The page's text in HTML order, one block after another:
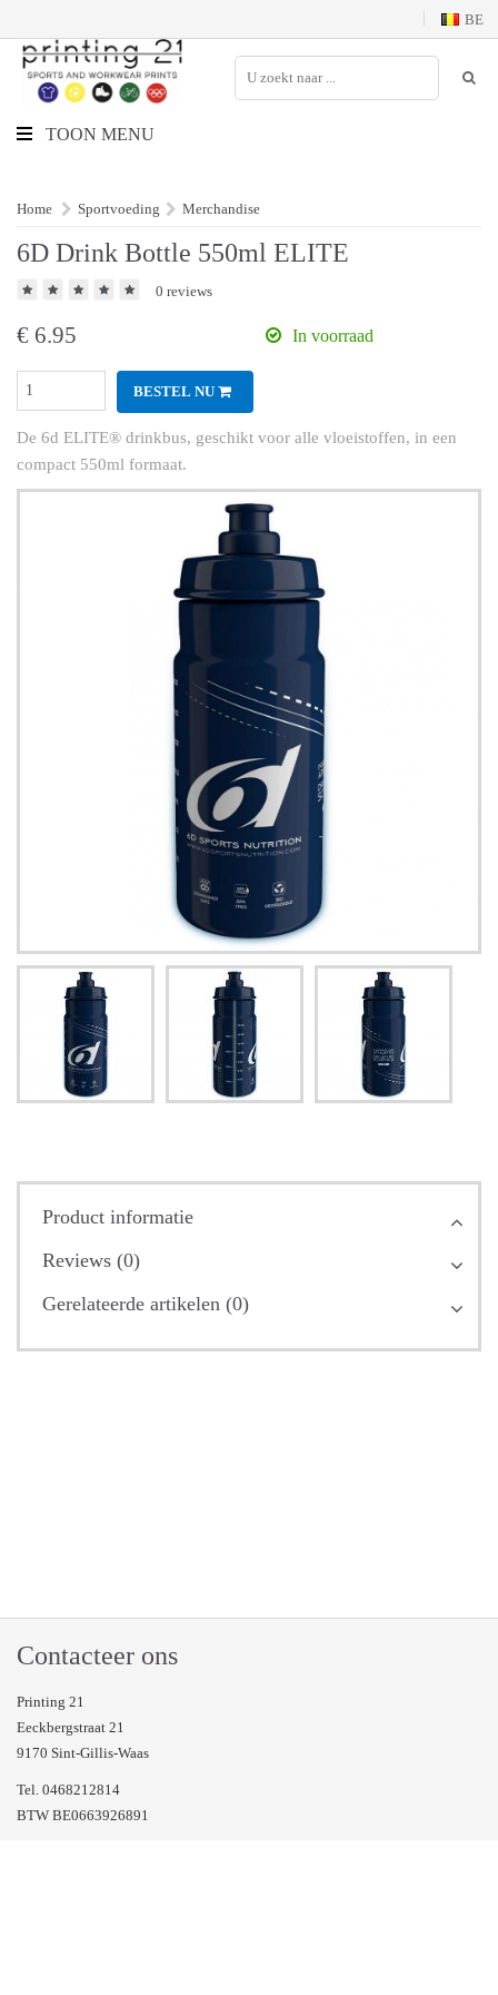
BE
TOON MENU
Home Sportvoeding Merchandise
6D Drink Bottle 550ml ELITE
0 reviews
€ 6.95 In voorraad
BESTEL NU
De 6d ELITE® drinkbus, geschikt voor alle vloeistoffen, in een
compact 550ml formaat.
Product informatie
Reviews (0)
Gerelateerde artikelen (0)
Contacteer ons
Printing 21
Eeckbergstraat 21
9170 Sint-Gillis-Waas
Tel. 0468212814
BTW BE0663926891